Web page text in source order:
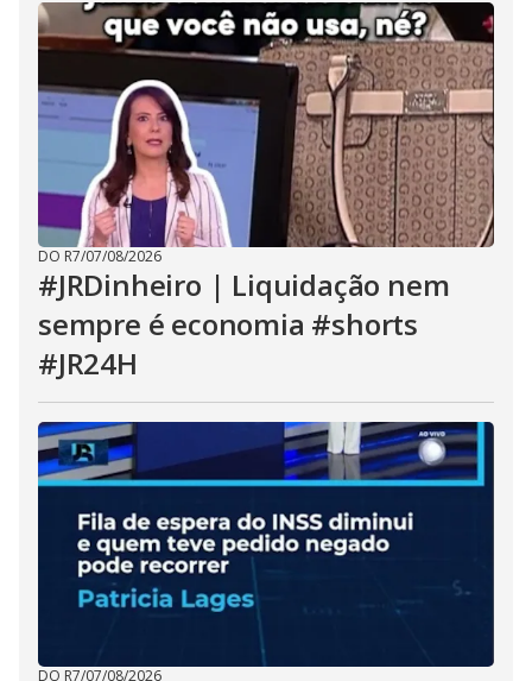
DO R7/07/08/2026
#JRDinheiro | Liquidação nem
sempre é economia #shorts
#JR24H
DO R7/07/08/2026